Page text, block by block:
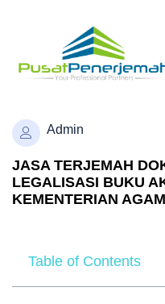
Admin
JASA TERJEMAH
LEGALISASI BUKU
KEMENTERIAN
Table of Contents